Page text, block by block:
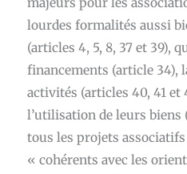
majeurs pour les
lourdes formalités aussi
(articles 4, 5, 8, 37 et 39),
financements (article 34),
activités (articles 40, 41 et
l’utilisation de leurs biens
tous les projets
« cohérents avec les